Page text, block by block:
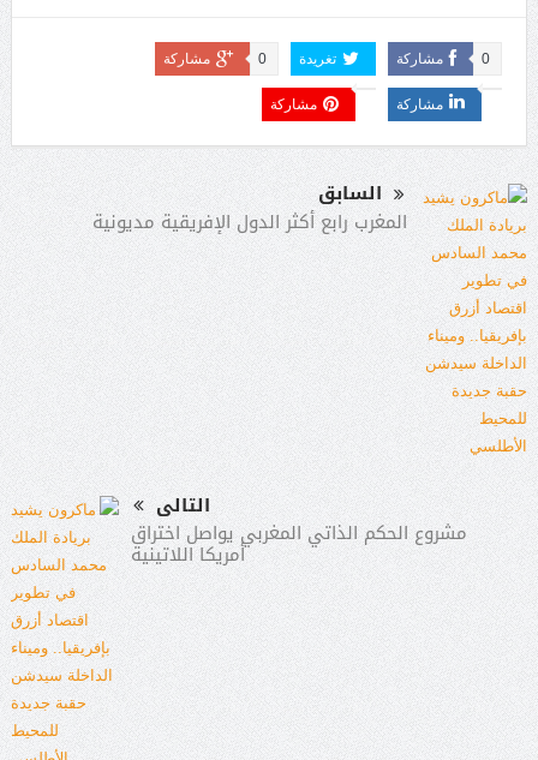
مشاركة 0 تغريدة مشاركة 0
مشاركة مشاركة
السابق
المغرب رابع أكثر الدول الإفريقية مديونية
التالى
مشروع الحكم الذاتي المغربي يواصل اختراق
أمريكا اللاتينية